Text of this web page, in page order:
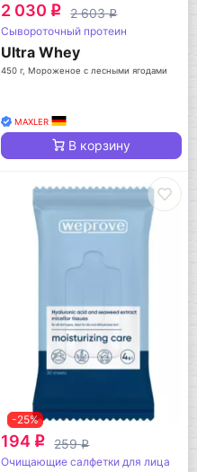
2 030 q 2 603q
Сывороточный протеин
Ultra Whey
450 г, Мороженое с лесными ягодами
MAXLER
В корзину
-25%
194 q 259q
Очищающие салфетки для лица